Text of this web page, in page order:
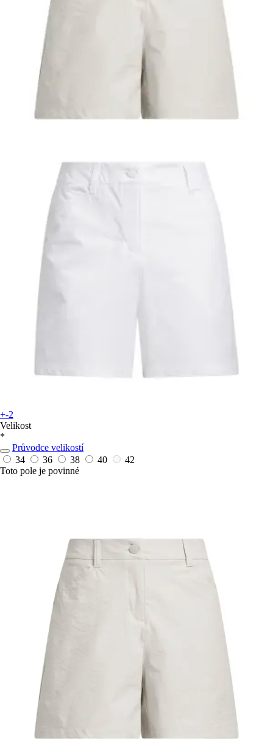
+-2
Velikost
*
Průvodce velikostí
34
36 38 40
42
Toto pole je povinné